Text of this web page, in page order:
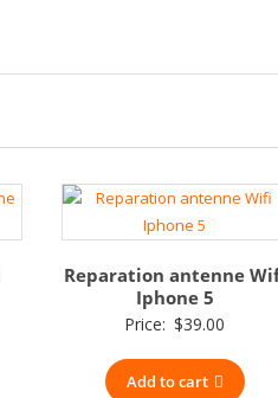
Reparation antenne
Iphone 5
Price: $39.00
Add to cart